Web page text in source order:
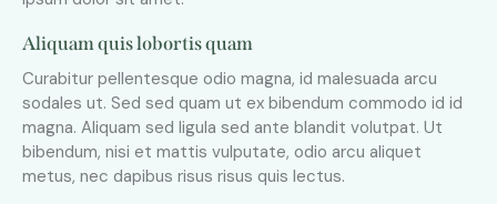
Aliquam quis lobortis quam
Curabitur pellentesque odio magna, id malesuada arcu
sodales ut. Sed sed quam ut ex bibendum commodo id id
magna. Aliquam sed ligula sed ante blandit volutpat. Ut
bibendum, nisi et mattis vulputate, odio arcu aliquet
metus, nec dapibus risus risus quis lectus.